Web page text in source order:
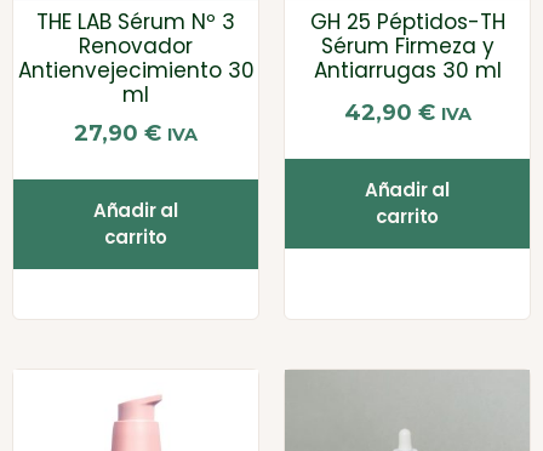
THE LAB Sérum Nº 3
Renovador
Antienvejecimiento 30
ml
27,90 € IVA
Añadir al
carrito
GH 25 Péptidos-TH
Sérum Firmeza y
Antiarrugas 30 ml
42,90 € IVA
Añadir al
carrito